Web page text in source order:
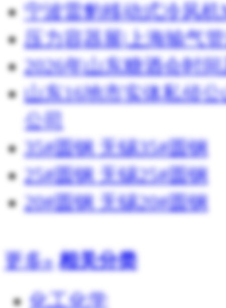
宁波雷豹移动式冷风
压力容器展|上海输气
2026年山东糖酒会时
山东16地市实体私侦
公司
35#圆钢 无锡35#圆钢
25#圆钢 无锡25#圆钢
20#圆钢 无锡20#圆钢
更多» 相关分类
化工化学